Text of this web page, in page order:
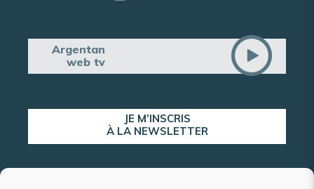
Argentan
web tv
JE M’INSCRIS
À LA NEWSLETTER